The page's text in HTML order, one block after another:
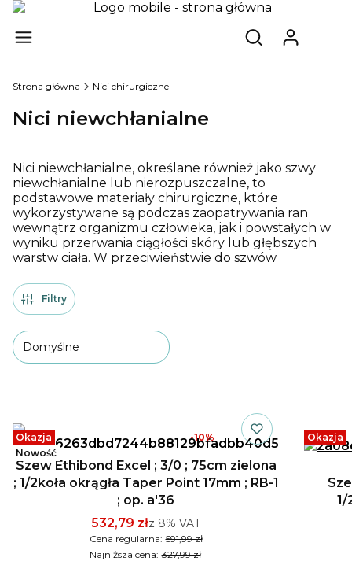
Otwórz
Strona główna Nici chirurgiczne
Nici niewchłanialne
Nici niewchłanialne, określane również jako szwy
niewchłanialne lub nierozpuszczalne, to
podstawowe materiały chirurgiczne, które
wykorzystywane są podczas zaopatrywania ran
wewnątrz organizmu człowieka, jak i powstałych w
wyniku przerwania ciągłości skóry lub głębszych
warstw ciała. W przeciwieństwie do szwów
organizmie, nici niewchłanialne pozostają w
określonym miejscu na długi czas, a niekiedy nawet
na stałe.
W naszej hurtowni medycznej Spacemed
oferujemy szeroki wybór szwów niewchłanialnych
od takich firm jak Medtronic, Johnson&Johnson czy
B.Braun. Nasze produkty wyróżniają się wysoką
jakością wykonania, wytrzymałością oraz zgodnością
z międzynarodowymi normami medycznymi, przez
co są idealną opcją dla wszystkich placówek
medycznych, począwszy od gabinetów
zabiegowych, aż po oddziały szpitalne i bloki
Filtry
Domyślne
Okazja
Nowość
Szew Ethibond Excel ; 3/0 ; 75cm zielona
; 1/2koła okrągła Taper Point 17mm ; RB-1
; op. a'36
532,79 złz 8% VAT
Cena regularna: 591,99 zł
-10%
Najniższa cena: 327,99 zł
Okazja
1/